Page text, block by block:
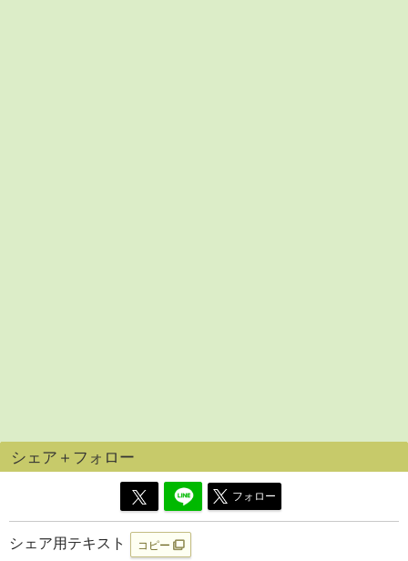
シェア＋フォロー
フォロー
シェア用テキスト コピー